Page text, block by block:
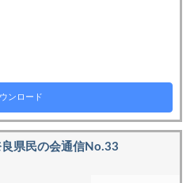
ンロード
県民の会通信No.33